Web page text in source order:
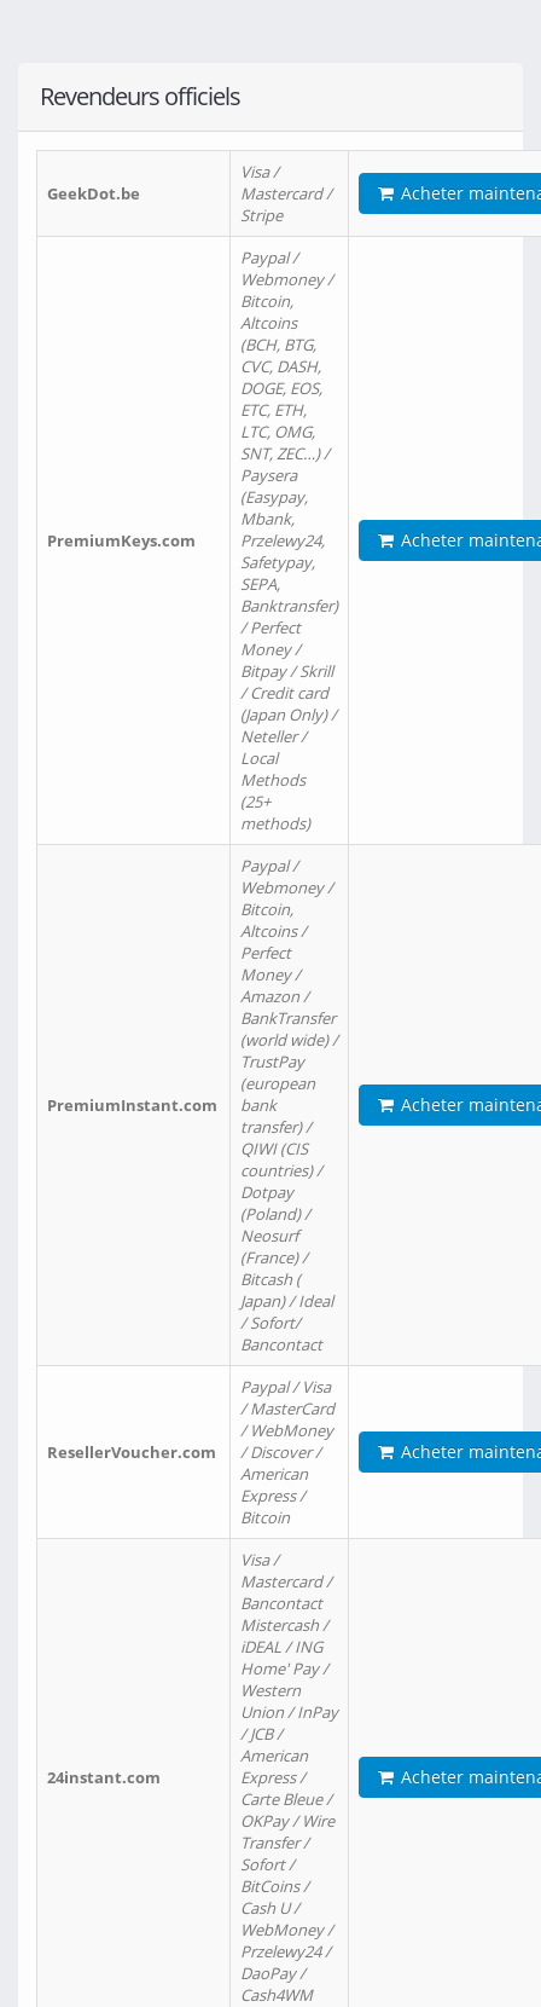
Revendeurs officiels
GeekDot.be
Visa /
Mastercard /
Stripe
Acheter
PremiumKeys.com
Paypal /
Webmoney /
Bitcoin,
Altcoins
(BCH, BTG,
CVC, DASH,
DOGE, EOS,
ETC, ETH,
LTC, OMG,
SNT, ZEC…) /
Paysera
(Easypay,
Mbank,
Przelewy24,
Safetypay,
SEPA,
Banktransfer)
/ Perfect
Money /
Bitpay / Skrill
/ Credit card
(Japan Only) /
Neteller /
Local
Methods
(25+
methods)
Acheter
PremiumInstant.com
Paypal /
Webmoney /
Bitcoin,
Altcoins /
Perfect
Money /
Amazon /
BankTransfer
(world wide) /
TrustPay
(european
bank
transfer) /
QIWI (CIS
countries) /
Dotpay
(Poland) /
Neosurf
(France) /
Bitcash (
Japan) / Ideal
/ Sofort/
Bancontact
Acheter
ResellerVoucher.com
Paypal / Visa
/ MasterCard
/ WebMoney
/ Discover /
American
Express /
Bitcoin
Acheter
24instant.com
Visa /
Mastercard /
Bancontact
Mistercash /
iDEAL / ING
Home' Pay /
Western
Union / InPay
/ JCB /
American
Express /
Carte Bleue /
OKPay / Wire
Transfer /
Sofort /
BitCoins /
Cash U /
WebMoney /
Przelewy24 /
DaoPay /
Cash4WM
Acheter